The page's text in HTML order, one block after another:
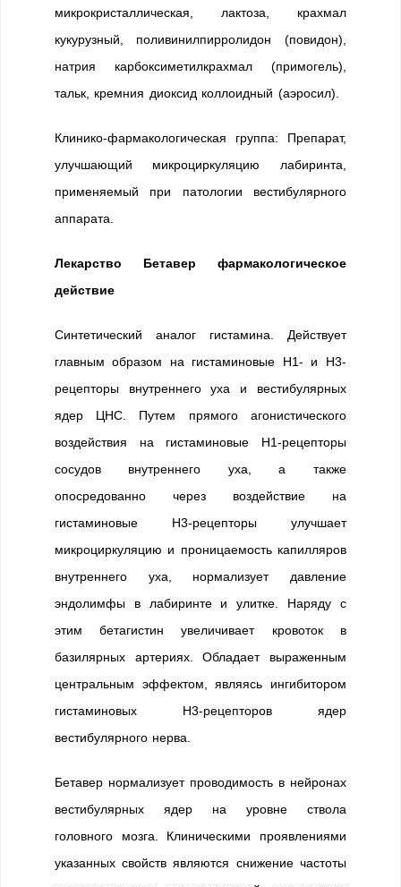
микрокристаллическая, лактоза, крахмал
кукурузный, поливинилпирролидон (повидон),
натрия карбоксиметилкрахмал (примогель),
тальк, кремния диоксид коллоидный (аэросил).
Клинико-фармакологическая группа: Препарат,
улучшающий микроциркуляцию лабиринта,
применяемый при патологии вестибулярного
аппарата.
Лекарство Бетавер фармакологическое
действие
Синтетический аналог гистамина. Действует
главным образом на гистаминовые H1- и H3-
рецепторы внутреннего уха и вестибулярных
ядер ЦНС. Путем прямого агонистического
воздействия на гистаминовые H1-рецепторы
сосудов внутреннего уха, а также
опосредованно через воздействие на
гистаминовые H3-рецепторы улучшает
микроциркуляцию и проницаемость капилляров
внутреннего уха, нормализует давление
эндолимфы в лабиринте и улитке. Наряду с
этим бетагистин увеличивает кровоток в
базилярных артериях. Обладает выраженным
центральным эффектом, являясь ингибитором
гистаминовых H3-рецепторов ядер
вестибулярного нерва.
Бетавер нормализует проводимость в нейронах
вестибулярных ядер на уровне ствола
головного мозга. Клиническими проявлениями
указанных свойств являются снижение частоты